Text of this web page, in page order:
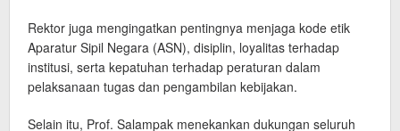
Rektor juga mengingatkan pentingnya menjaga kode etik
Aparatur Sipil Negara (ASN), disiplin, loyalitas terhadap
institusi, serta kepatuhan terhadap peraturan dalam
pelaksanaan tugas dan pengambilan kebijakan.
Selain itu, Prof. Salampak menekankan dukungan seluruh